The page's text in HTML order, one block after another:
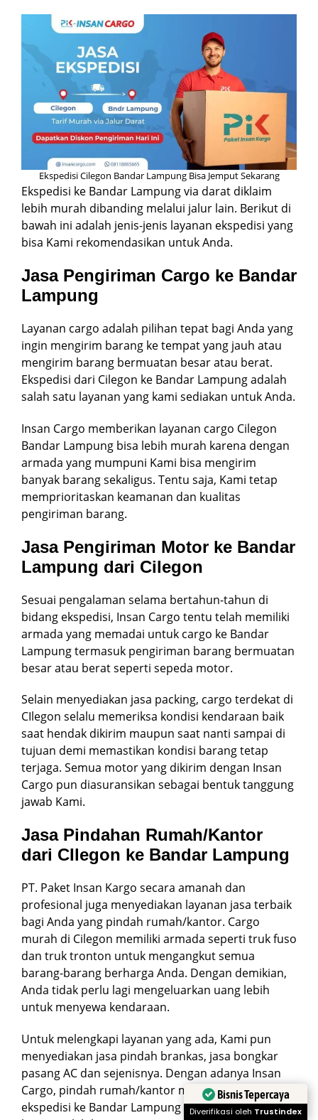
Ekspedisi Cilegon Bandar Lampung Bisa Jemput Sekarang
Ekspedisi ke Bandar Lampung via darat diklaim
lebih murah dibanding melalui jalur lain. Berikut di
bawah ini adalah jenis-jenis layanan ekspedisi yang
bisa Kami rekomendasikan untuk Anda.
Jasa Pengiriman Cargo ke Bandar
Lampung
Layanan cargo adalah pilihan tepat bagi Anda yang
ingin mengirim barang ke tempat yang jauh atau
mengirim barang bermuatan besar atau berat.
Ekspedisi dari Cilegon ke Bandar Lampung adalah
salah satu layanan yang kami sediakan untuk Anda.
Insan Cargo memberikan layanan cargo Cilegon
Bandar Lampung bisa lebih murah karena dengan
armada yang mumpuni Kami bisa mengirim
banyak barang sekaligus. Tentu saja, Kami tetap
memprioritaskan keamanan dan kualitas
pengiriman barang.
Jasa Pengiriman Motor ke Bandar
Lampung dari Cilegon
Sesuai pengalaman selama bertahun-tahun di
bidang ekspedisi, Insan Cargo tentu telah memiliki
armada yang memadai untuk cargo ke Bandar
Lampung termasuk pengiriman barang bermuatan
besar atau berat seperti sepeda motor.
Selain menyediakan jasa packing, cargo terdekat di
CIlegon selalu memeriksa kondisi kendaraan baik
saat hendak dikirim maupun saat nanti sampai di
tujuan demi memastikan kondisi barang tetap
terjaga. Semua motor yang dikirim dengan Insan
Cargo pun diasuransikan sebagai bentuk tanggung
jawab Kami.
Jasa Pindahan Rumah/Kantor
dari CIlegon ke Bandar Lampung
PT. Paket Insan Kargo secara amanah dan
profesional juga menyediakan layanan jasa terbaik
bagi Anda yang pindah rumah/kantor. Cargo
murah di Cilegon memiliki armada seperti truk fuso
dan truk tronton untuk mengangkut semua
barang-barang berharga Anda. Dengan demikian,
Anda tidak perlu lagi mengeluarkan uang lebih
untuk menyewa kendaraan.
Untuk melengkapi layanan yang ada, Kami pun
menyediakan jasa pindah brankas, jasa bongkar
pasang AC dan sejenisnya. Dengan adanya Insan
Cargo, pindah rumah/kantor menggunakan
ekspedisi ke Bandar Lampung dari CIlegon bukan
Bisnis Tepercaya
Diverifikasi oleh Trustindex